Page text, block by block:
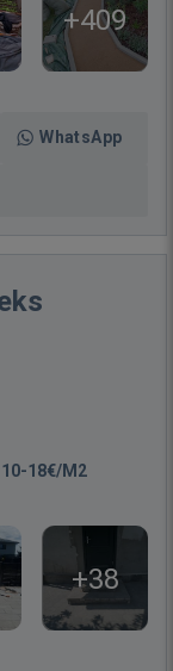
+409
WhatsApp
10-18€/M2
+38